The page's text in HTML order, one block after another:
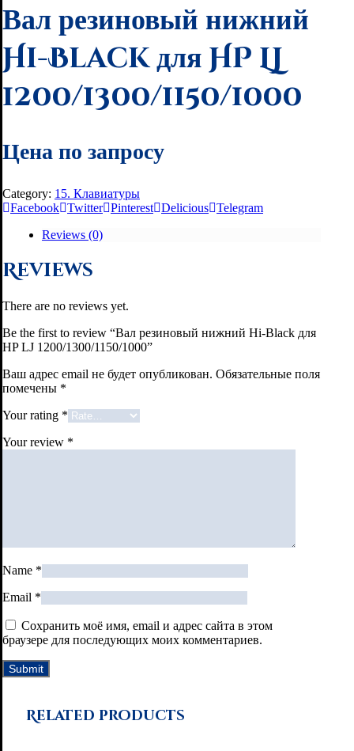
Вал резиновый нижний
Hi-Black для HP LJ
1200/1300/1150/1000
Цена по запросу
Category: 15. Клавиатуры
Facebook Twitter Pinterest Delicious Telegram
Reviews (0)
Reviews
There are no reviews yet.
Be the first to review “Вал резиновый нижний Hi-Black для
HP LJ 1200/1300/1150/1000”
Ваш адрес email не будет опубликован. Обязательные поля
помечены *
Your rating *
Your review *
Name *
Email *
Сохранить моё имя, email и адрес сайта в этом
браузере для последующих моих комментариев.
Related products